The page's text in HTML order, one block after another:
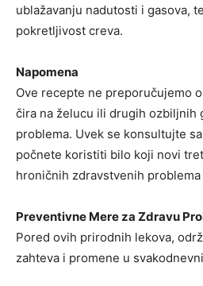
ublažavanju nadutosti i gasova,
pokretljivost creva.
Napomena
Ove recepte ne preporučujemo
čira na želucu ili drugih ozbiljnih
problema. Uvek se konsultujte
počnete koristiti bilo koji novi
hroničnih zdravstvenih
Preventivne Mere za Zdravu
Pored ovih prirodnih lekova,
zahteva i promene u